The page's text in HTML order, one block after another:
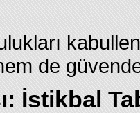
de
İstikbal